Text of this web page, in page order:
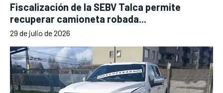
Fiscalización de la SEBV Talca permite
recuperar camioneta robada...
29 de julio de 2026